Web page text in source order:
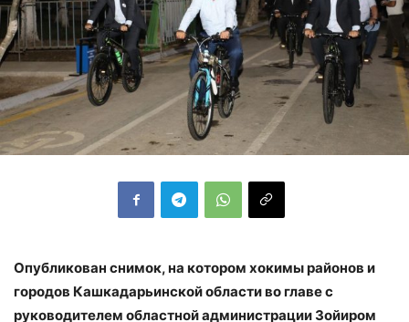
Опубликован снимок, на котором хокимы районов и
городов Кашкадарьинской области во главе с
руководителем областной администрации Зойиром